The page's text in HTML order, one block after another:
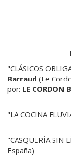
"CLÁSICOS
Barraud (Le
por: LE CORDON
"LA COCINA
"CASQUERÍA SIN
España)